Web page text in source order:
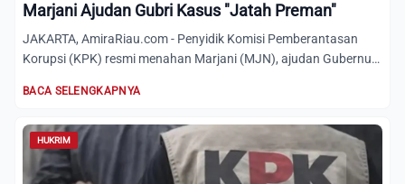
Marjani Ajudan Gubri Kasus "Jatah Preman"
JAKARTA, AmiraRiau.com - Penyidik Komisi Pemberantasan
Korupsi (KPK) resmi menahan Marjani (MJN), ajudan Gubernur
BACA SELENGKAPNYA
HUKRIM